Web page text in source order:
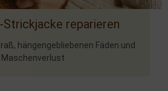
reparieren
hängengebliebenen Fäden und
Maschenverlust